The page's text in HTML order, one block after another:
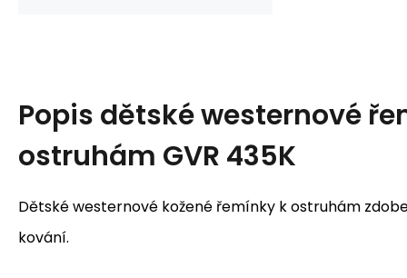
Popis dětské westernové
ostruhám GVR 435K
Dětské westernové kožené řemínky k ostruhám
kování.